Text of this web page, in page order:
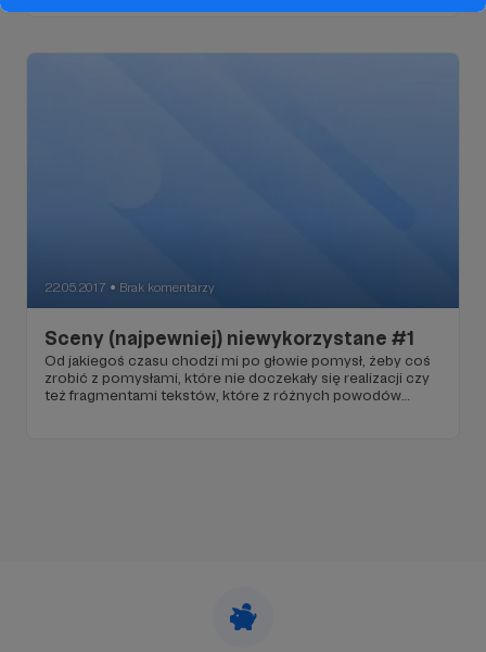
22.05.2017 ● Brak komentarzy
Sceny (najpewniej) niewykorzystane #1
Od jakiegoś czasu chodzi mi po głowie pomysł, żeby coś
zrobić z pomysłami, które nie doczekały się realizacji czy
też fragmentami tekstów, które z różnych powodów